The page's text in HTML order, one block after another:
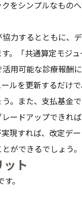
をシンプルなもの
力するとともに、
。「共通算定モジ
用可能な診療報酬
ルを更新するだけ
。また、支払基金
ードアップできれ
現すれば、改定デ
ができるでしょう。
ット
。